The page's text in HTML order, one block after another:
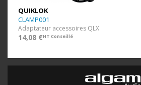
QUIKLOK
CLAMP001
Adaptateur accessoires QLX
14,08 €HT Conseillé